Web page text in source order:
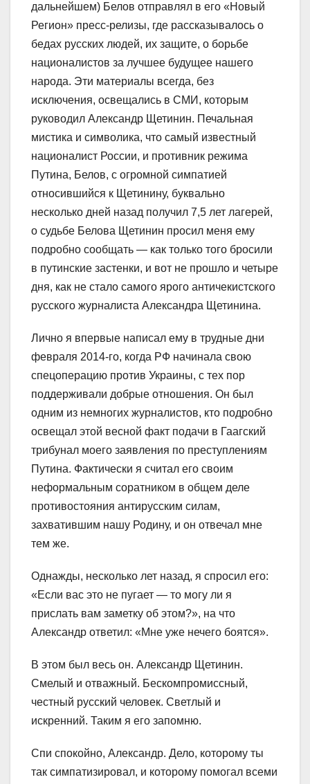
дальнейшем) Белов отправлял в его «Новый
Регион» пресс-релизы, где рассказывалось о
бедах русских людей, их защите, о борьбе
националистов за лучшее будущее нашего
народа. Эти материалы всегда, без
исключения, освещались в СМИ, которым
руководил Александр Щетинин. Печальная
мистика и символика, что самый известный
националист России, и противник режима
Путина, Белов, с огромной симпатией
относившийся к Щетинину, буквально
несколько дней назад получил 7,5 лет лагерей,
о судьбе Белова Щетинин просил меня ему
подробно сообщать — как только того бросили
в путинские застенки, и вот не прошло и четыре
дня, как не стало самого ярого античекистского
русского журналиста Александра Щетинина.
Лично я впервые написал ему в трудные дни
февраля 2014-го, когда РФ начинала свою
спецоперацию против Украины, с тех пор
поддерживали добрые отношения. Он был
одним из немногих журналистов, кто подробно
освещал этой весной факт подачи в Гаагский
трибунал моего заявления по преступлениям
Путина. Фактически я считал его своим
неформальным соратником в общем деле
противостояния антирусским силам,
захватившим нашу Родину, и он отвечал мне
тем же.
Однажды, несколько лет назад, я спросил его:
«Если вас это не пугает — то могу ли я
прислать вам заметку об этом?», на что
Александр ответил: «Мне уже нечего боятся».
В этом был весь он. Александр Щетинин.
Смелый и отважный. Бескомпромиссный,
честный русский человек. Светлый и
искренний. Таким я его запомню.
Спи спокойно, Александр. Дело, которому ты
так симпатизировал, и которому помогал всеми